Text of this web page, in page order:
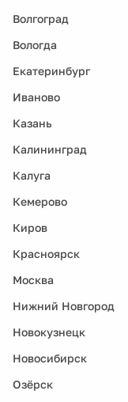
Волгоград
Вологда
Екатеринбург
Иваново
Казань
Калининград
Калуга
Кемерово
Киров
Красноярск
Москва
Нижний Новгород
Новокузнецк
Новосибирск
Озёрск